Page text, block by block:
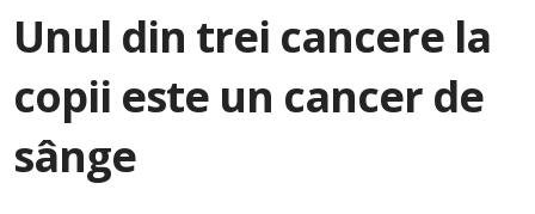
Unul din trei cancere la
copii este un cancer de
sânge